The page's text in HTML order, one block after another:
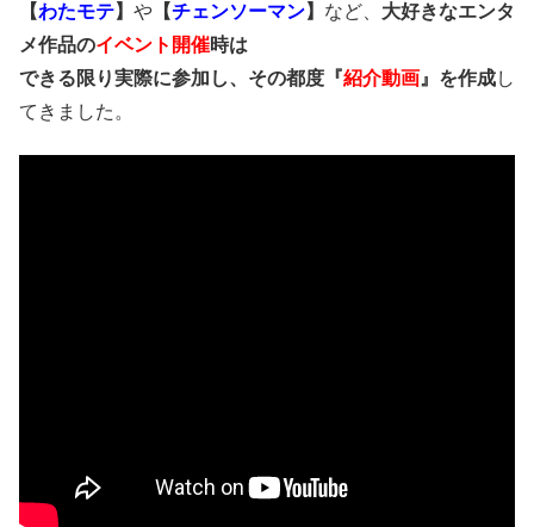
【わたモテ】 や 【チェンソーマン】 など、 大好きなエンタ
メ作品のイベント開催時は
できる限り実際に参加し、その都度『紹介動画 』を作成し
てきました。